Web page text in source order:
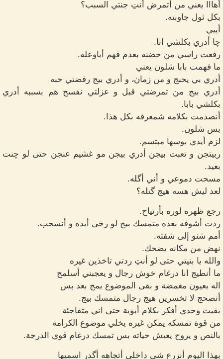
أهااا يعني من أتمرض أنتِ جنتي السبب؟
بكل ثول جاوبته.
أييي
چا أدري بكلشي انا.
رفعت راسي من حضنه بعدم فهم أباوعله.
ما فهمت بابا شلون يعني
أدري بي يحبج و من زمان، و أدري بيج رفضتي حبه
أدري بيج من تمرضتي قبل و عزلتي نفسج هم بسببه أدري
بكلشي بابا.
أنصدمت بكلامه شمعرفه بكل هذا.
بس شلون.
لزم أيدي بوسها مبتسم.
ربيتجن و تعبت بيجن أدري بيجن مو غشيم عنجن حتى لو چنت
بعيد.
مسحت دموعي و أني أگله.
لعد ليش هسه هيج گتله؟
رجع ظهره لوره بأرتياح.
ردت أشوفه بعده متمسك بيج لو رخى أيده و أنسحب.
أمم شنو إلى شفته.
نهض من مكانه يضحك.
والله يا بنيتي حتى لو أنتِ ردتي تاخذين غيره
ما أنطيج انا درغام خوش رجال و يعجبني أسلمج
اله بعيون مغمضة و بقى الموضوع يمج بعد بس
أنصحج لا تخسرين هيج رجال متمسك بيج.
بقيت وحدي أفكر بكلام أبوية حتى اني متفاجئة
من قوة تمسكه يمكن غيره يخلي موضوع الكرامة
بالنص و يروح يعيش حياته بس تمسك درغام قوي الدرجة.
بهذا اليوم أنزرع شي داخلي أتجاهه أگدر اسميها